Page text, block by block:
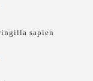
sapien